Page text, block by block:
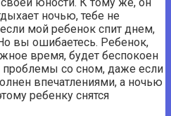
ночью, тебе не
мой ребенок спит днем,
вы ошибаетесь. Ребенок,
время, будет беспокоен
проблемы со сном, даже если
впечатлениями, а ночью
ребенку снятся